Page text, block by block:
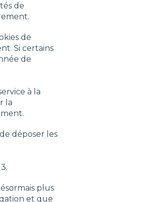
de
de
Si certains
de
à la
la
déposer les
plus
et que